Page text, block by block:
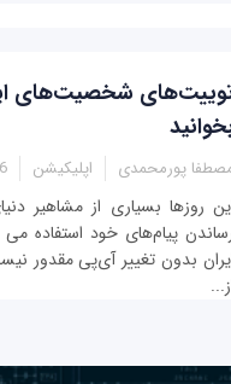
شخصیت‌های
پورمحمدی اپلیکیشن
روزها بسیاری از مشاهیر
پیام‌های خود استفاده
بدون تغییر آی‌پی مقدور